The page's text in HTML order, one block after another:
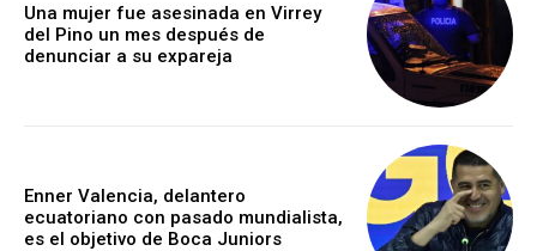
Una mujer fue asesinada en Virrey
del Pino un mes después de
denunciar a su expareja
Enner Valencia, delantero
ecuatoriano con pasado mundialista,
es el objetivo de Boca Juniors